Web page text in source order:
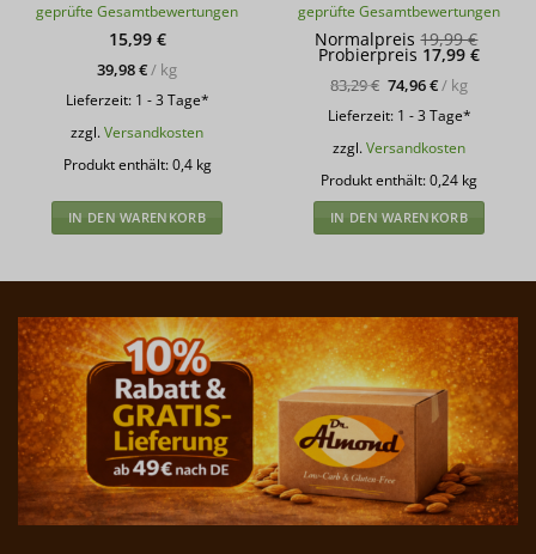
mit4.91
von 5
geprüfte Gesamtbewertungen
15,99 €
39,98€ / kg
Lieferzeit: 1 - 3 Tage*
zzgl.Versandkosten
Produkt enthält: 0,4 kg
IN DEN WARENKORB
mit5von
5
geprüfte Gesamtbewertungen
Normalpreis 19,99€
Probierpreis 17,99 €
83,29€ 74,96€/ kg
Lieferzeit: 1 - 3 Tage*
zzgl.Versandkosten
Produkt enthält: 0,24 kg
IN DEN WARENKORB